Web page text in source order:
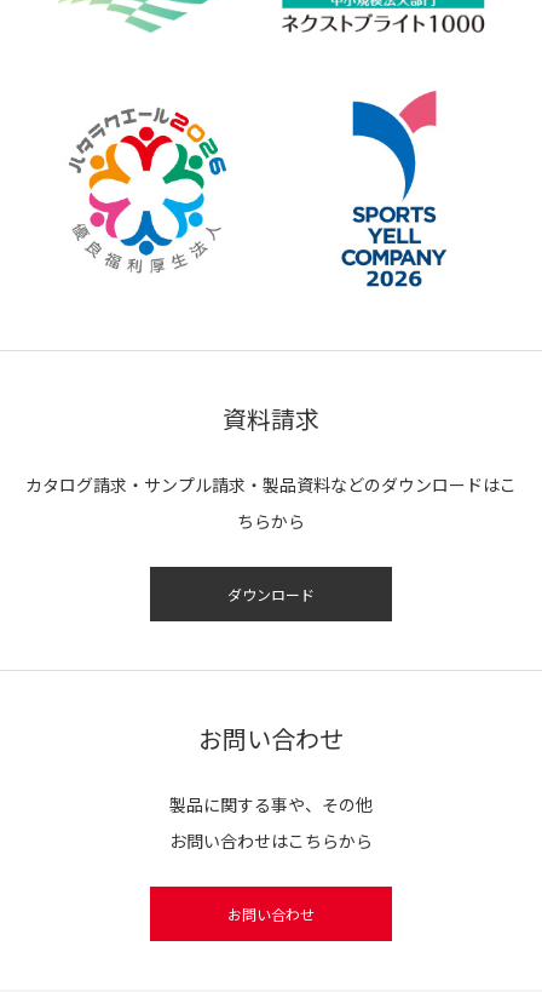
資料請求
カタログ請求・サンプル請求・製品資料などのダウンロードはこ
ちらから
ダウンロード
お問い合わせ
製品に関する事や、その他
お問い合わせはこちらから
お問い合わせ